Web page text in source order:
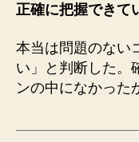
正確に把握できて
本当は問題のない
い」と判断した。
ンの中になかった